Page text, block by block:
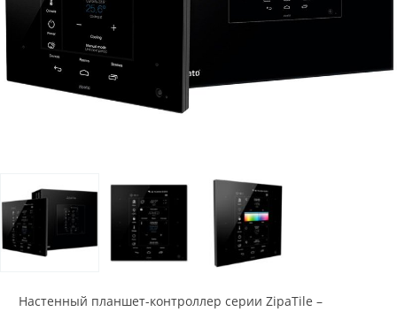
Настенный планшет-контроллер серии ZipaTile –